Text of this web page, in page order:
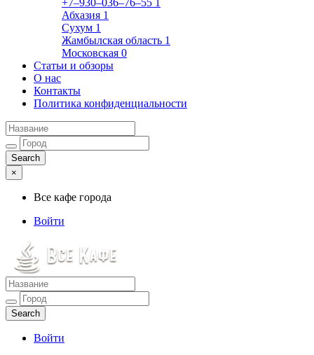
+7‒930‒036‒76‒55 1
Абхазия 1
Сухум 1
Жамбылская область 1
Московская 0
Статьи и обзоры
О нас
Контакты
Политика конфиденциальности
×
Все кафе города
Войти
Все кафе города
Каталог хороших кафе
Войти